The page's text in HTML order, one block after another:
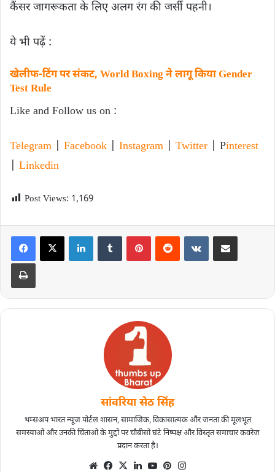
कैंसर जागरूकता के लिए अलग रंग की जर्सी पहनी।
ये भी पढ़ें :
खेलीफ-टिंग पर संकट, World Boxing ने लागू किया Gender
Test Rule
Like and Follow us on :
Telegram Facebook Instagram Twitter | Pinterest
Linkedin
Post Views: 1,169
सांवरिया सेठ सिंह
थम्सअप भारत न्यूज पोर्टल शासन, सामाजिक, विकासात्मक और जनता की मूलभूत
समस्याओं और उनकी चिंताओं के मुद्दों पर चौबीसों घंटे निष्पक्ष और विस्तृत समाचार कवरेज
प्रदान करता है।